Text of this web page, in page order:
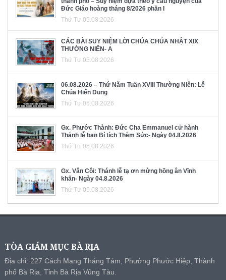
Đức Giáo hoàng tháng 8/2026 phần I
Thứ Tư 05.08.2026
CÁC BÀI SUY NIỆM LỜI CHÚA CHÚA NHẬT XIX
THƯỜNG NIÊN- A
Thứ Tư 05.08.2026
06.08.2026 – Thứ Năm Tuần XVIII Thường Niên: Lễ
Chúa Hiển Dung
Thứ Tư 05.08.2026
Gx. Phước Thành: Đức Cha Emmanuel cử hành
Thánh lễ ban Bí tích Thêm Sức- Ngày 04.8.2026
Thứ Tư 05.08.2026
Gx. Văn Côi: Thánh lễ tạ ơn mừng hồng ân Vĩnh
khấn- Ngày 04.8.2026
Thứ Tư 05.08.2026
TÒA GIÁM MỤC BÀ RỊA
Địa chỉ: 227 Cách Mạng Tháng Tám, Phường Phước Hiệp, Thành
phố Bà Rịa, Tỉnh Bà Rịa Vũng Tàu.